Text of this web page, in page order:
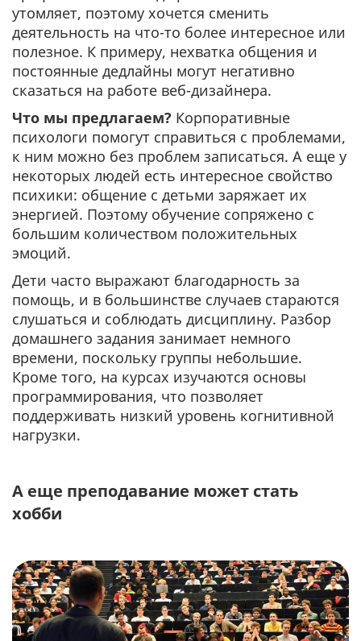
утомляет, поэтому хочется сменить
деятельность на что-то более интересное или
полезное. К примеру, нехватка общения и
постоянные дедлайны могут негативно
сказаться на работе веб-дизайнера.
Что мы предлагаем? Корпоративные
психологи помогут справиться с проблемами,
к ним можно без проблем записаться. А еще у
некоторых людей есть интересное свойство
психики: общение с детьми заряжает их
энергией. Поэтому обучение сопряжено с
большим количеством положительных
эмоций.
Дети часто выражают благодарность за
помощь, и в большинстве случаев стараются
слушаться и соблюдать дисциплину. Разбор
домашнего задания занимает немного
времени, поскольку группы небольшие.
Кроме того, на курсах изучаются основы
программирования, что позволяет
поддерживать низкий уровень когнитивной
нагрузки.
А еще преподавание может стать
хобби